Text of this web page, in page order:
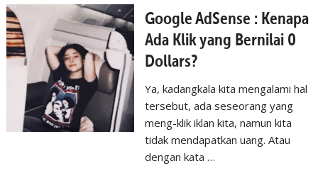
Google AdSense : Kenapa
Ada Klik yang Bernilai 0
Dollars?
Ya, kadangkala kita mengalami hal
tersebut, ada seseorang yang
meng-klik iklan kita, namun kita
tidak mendapatkan uang. Atau
dengan kata …